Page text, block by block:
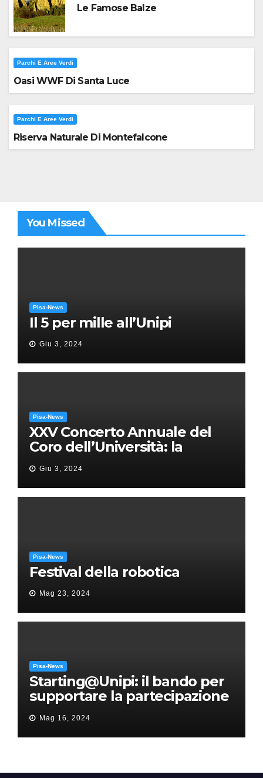
Le Famose Balze
Parchi E Aree Verdi
Oasi WWF Di Santa Luce
Parchi E Aree Verdi
Riserva Naturale Di Montefalcone
You Missed
Pisa-News
Il 5 per mille all’Unipi
Giu 3, 2024
Pisa-News
XXV Concerto Annuale del
Coro dell’Università: la
“Messa in gloria” di Giacomo
Puccini
Giu 3, 2024
Pisa-News
Festival della robotica
Mag 23, 2024
Pisa-News
Starting@Unipi: il bando per
supportare la partecipazione
all’ERC Starting Grant
Mag 16, 2024